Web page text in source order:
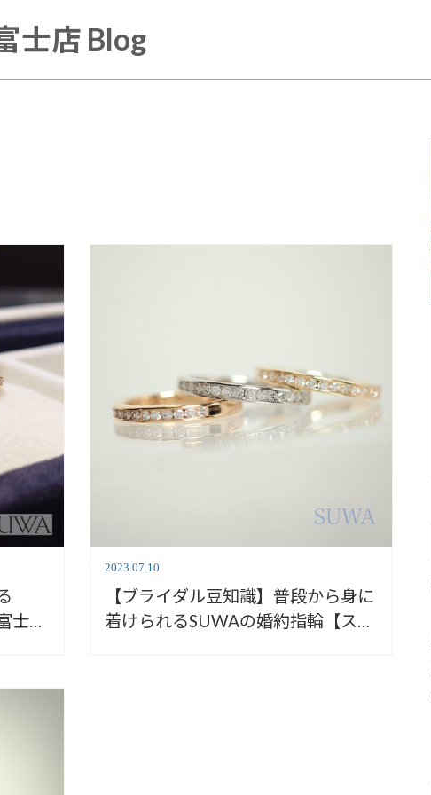
士店 Blog
士
2023.07.10
【ブライダル豆知識】普段から身に
着けられるSUWAの婚約指輪【ス